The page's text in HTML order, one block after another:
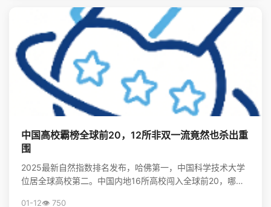
中国高校霸榜全球前20，12所非双一流竟然也杀出重
围
2025最新自然指数排名发布，哈佛第一，中国科学技术大学
位居全球高校第二。中国内地16所高校闯入全球前20，哪些
01-12👁️ 750